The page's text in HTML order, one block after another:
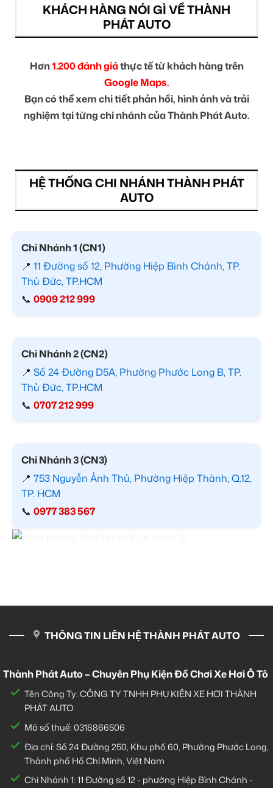
KHÁCH HÀNG NÓI GÌ VỀ THÀNH
PHÁT AUTO
Hơn1.200 đánh giáthực tế từ khách hàng trên
Google Maps.
Bạn có thể xem chi tiết phản hồi, hình ảnh và trải
nghiệm tại từng chi nhánh của Thành Phát Auto.
HỆ THỐNG CHI NHÁNH THÀNH PHÁT
AUTO
Chi Nhánh 1 (CN1)
📍 11 Đường số 12, Phường Hiệp Bình Chánh, TP.
Thủ Đức, TP.HCM
📞 0909 212 999
Chi Nhánh 2 (CN2)
📍 Số 24 Đường D5A, Phường Phước Long B, TP.
Thủ Đức, TP.HCM
📞 0707 212 999
Chi Nhánh 3 (CN3)
📍 753 Nguyễn Ảnh Thủ, Phường Hiệp Thành, Q.12,
TP. HCM
📞 0977 383 567
THÔNG TIN LIÊN HỆ THÀNH PHÁT AUTO
Thành Phát Auto – Chuyên Phụ Kiện Đồ Chơi Xe Hơi Ô Tô
Tên Công Ty: CÔNG TY TNHH PHỤ KIỆN XE HƠI THÀNH
PHÁT AUTO
Mã số thuế: 0318866506
Địa chỉ: Số 24 Đường 250, Khu phố 60, Phường Phước Long,
Thành phố Hồ Chí Minh, Việt Nam
Chi Nhánh 1:11 Đường số 12 - phường Hiệp Bình Chánh -